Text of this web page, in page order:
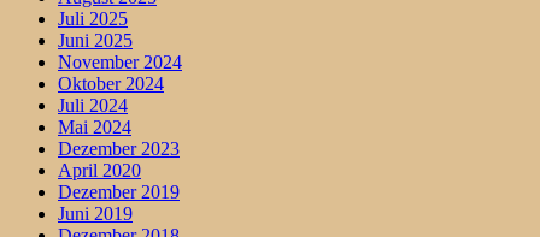
Juli 2025
Juni 2025
November 2024
Oktober 2024
Juli 2024
Mai 2024
Dezember 2023
April 2020
Dezember 2019
Juni 2019